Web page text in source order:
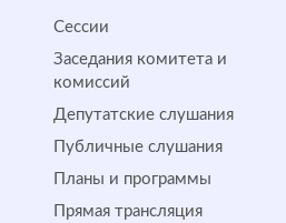
Сессии
Заседания комитета и
комиссий
Депутатские слушания
Публичные слушания
Планы и программы
Прямая трансляция